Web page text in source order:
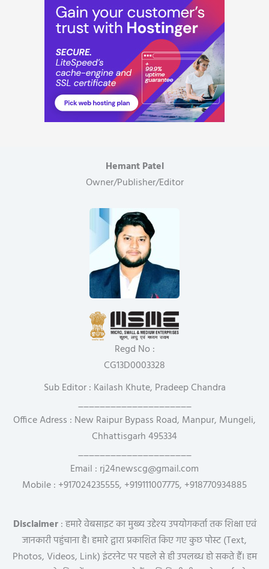
Hemant Patel
Owner/Publisher/Editor
Regd No :
CG13D0003328
Sub Editor : Kailash Khute, Pradeep Chandra
_____________________
Office Adress : New Raipur Bypass Road, Manpur, Mungeli,
Chhattisgarh 495334
_____________________
Email : rj24newscg@gmail.com
Mobile : +917024235555, +919111007775, +918770934885
Disclaimer: हमारे वेबसाइट का मुख्य उद्देश्य उपयोगकर्ता तक शिक्षा एवं
जानकारी पहुंचाना है। हमारे द्वारा प्रकाशित किए गए कुछ पोस्ट (Text,
Photos, Videos, Link) इंटरनेट पर पहले से ही उपलब्ध हो सकते हैं। हम